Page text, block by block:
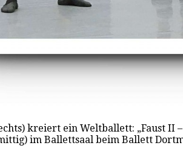
kreiert ein Weltballett: „Faust II
im Ballettsaal beim Ballett